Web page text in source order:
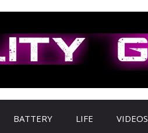
BATTERY LIFE VIDEOS